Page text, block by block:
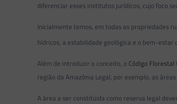
diferenciar esses institutos jurídicos, cujo foco
Inicialmente temos, em todas as propriedades
hídricos, a estabilidade geológica e o bem-estar
Além de introduzir o conceito, o Código Florestal
região da Amazônia Legal, por exemplo, as
A área a ser constitúida como reserva legal